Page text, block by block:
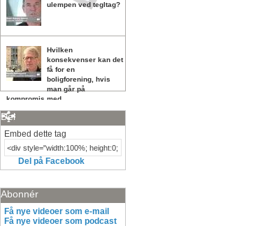
ulempen ved tegltag?
Hvilken
konsekvenser kan det
få for en
boligforening, hvis
man går på
kompromis med
Del
Embed dette tag
Del på Facebook
Abonnér
Få nye videoer som e-mail
Få nye videoer som podcast